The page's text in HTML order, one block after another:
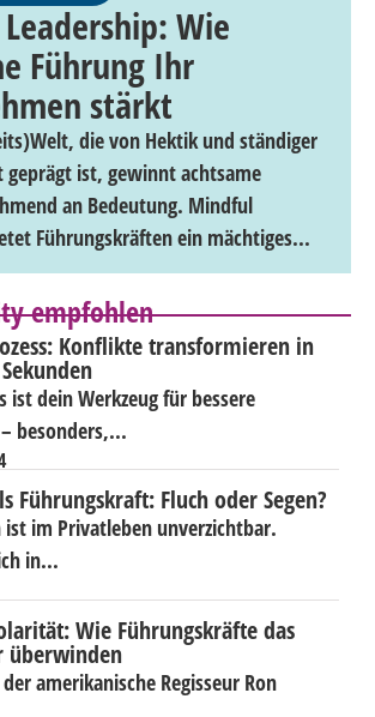
Wie
Führung Ihr
stärkt
die von Hektik und ständiger
geprägt ist, gewinnt achtsame
an Bedeutung. Mindful
Führungskräften ein mächtiges...
empfohlen
Konflikte transformieren in
ist dein Werkzeug für bessere
besonders,...
Führungskraft: Fluch oder Segen?
im Privatleben unverzichtbar.
in...
Wie Führungskräfte das
überwinden
amerikanische Regisseur Ron